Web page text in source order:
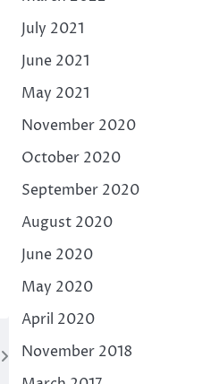
July 2021
June 2021
May 2021
November 2020
October 2020
September 2020
August 2020
June 2020
May 2020
April 2020
November 2018